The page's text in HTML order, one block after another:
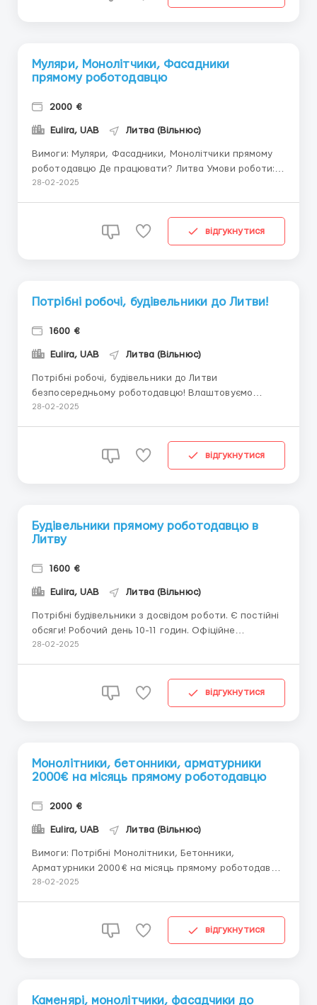
Муляри, Монолітчики, Фасадники
прямому роботодавцю
2000 €
Eulira, UAB Литва (Вільнюс)
Вимоги: Муляри, Фасадники, Монолітчики прямому
роботодавцю Де працювати? Литва Умови роботи:
Для роботи у Литві, прямому роботодавцю, потрібні
надаємо постійні обсяги, 8-10 годинний робоч...
28-02-2025
відгукнутися
Потрібні робочі, будівельники до Литви!
1600 €
Eulira, UAB Литва (Вільнюс)
Потрібні робочі, будівельники до Литви
безпосередньому роботодавцю! Влаштовуємо
офіційно, робимо робочі візи, запрошення
обсяги.Вітаються бригади.Вільнюс, LT,
безпосередній роботодавець, UAB.Телефон: +370...
28-02-2025
відгукнутися
Будівельники прямому роботодавцю в
Литву
1600 €
Eulira, UAB Литва (Вільнюс)
Потрібні будівельники з досвідом роботи. Є постійні
обсяги! Робочий день 10-11 годин. Офіційне
працевлаштування, робимо литовську робочу візу,
Viber, WhatsApp...
28-02-2025
відгукнутися
Монолітники, бетонники, арматурники
2000€ на місяць прямому роботодавцю
2000 €
Eulira, UAB Литва (Вільнюс)
Вимоги: Потрібні Монолітники, Бетонники,
Арматурники 2000€ на місяць прямому роботодавцю
Де працювати? Литва Умови роботи: з досвідом
Працевлаштування за литовськими та польськими
28-02-2025
відгукнутися
Каменярі, монолітчики, фасадчики до